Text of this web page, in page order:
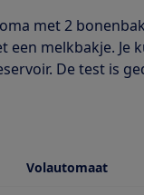
met 2
een melkbakje.
De test is
Volautomaat